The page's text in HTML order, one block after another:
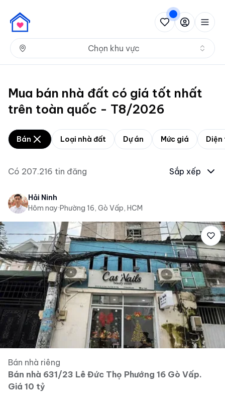
Chọn khu vực
Mua bán nhà đất có giá tốt nhất
trên toàn quốc - T8/2026
Bán Loại nhà đất Dự án Mức giá
Có 207.216 tin đăng Sắp xếp
Hải Ninh
Hôm nay·Phường 16, Gò Vấp, HCM
Bán nhà riêng
Bán nhà 631/23 Lê Đức Thọ Phướng 16 Gò Vấp.
Giá 10 tỷ